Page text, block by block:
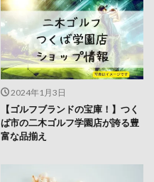
2024年1月3日
【ゴルフブランドの宝庫！】つく
ば市の二木ゴルフ学園店が誇る豊
富な品揃え